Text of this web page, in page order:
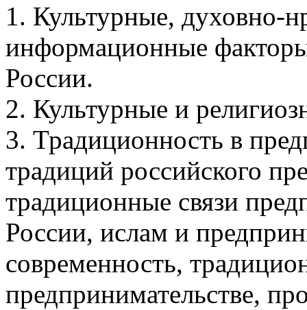
1. Культурные, духовно-
информационные
России.
2. Культурные и
3. Традиционность в
традиций российского
традиционные связи
России, ислам и
современность,
предпринимательстве,